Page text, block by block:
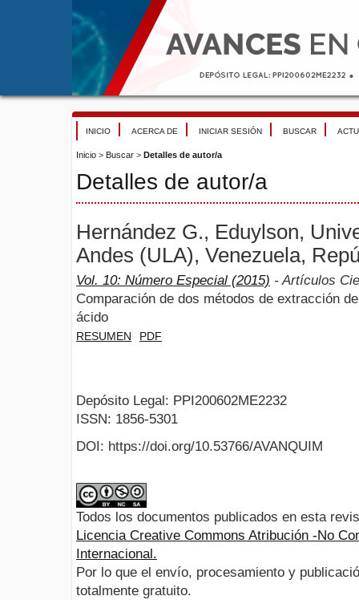
INICIO ACERCA DE INICIAR SESIÓN BUSCAR
Inicio > Buscar > Detalles de autor/a
Detalles de autor/a
Hernández G., Eduylson,
Andes (ULA), Venezuela,
Vol. 10: Número Especial (2015) - Artículos
Comparación de dos métodos de extracción
ácido
RESUMEN PDF
Depósito Legal: PPI200602ME2232
ISSN: 1856-5301
DOI: https://doi.org/10.53766/AVANQUIM
Todos los documentos publicados en esta
Licencia Creative Commons Atribución -No
Internacional.
Por lo que el envío, procesamiento y
totalmente gratuito.